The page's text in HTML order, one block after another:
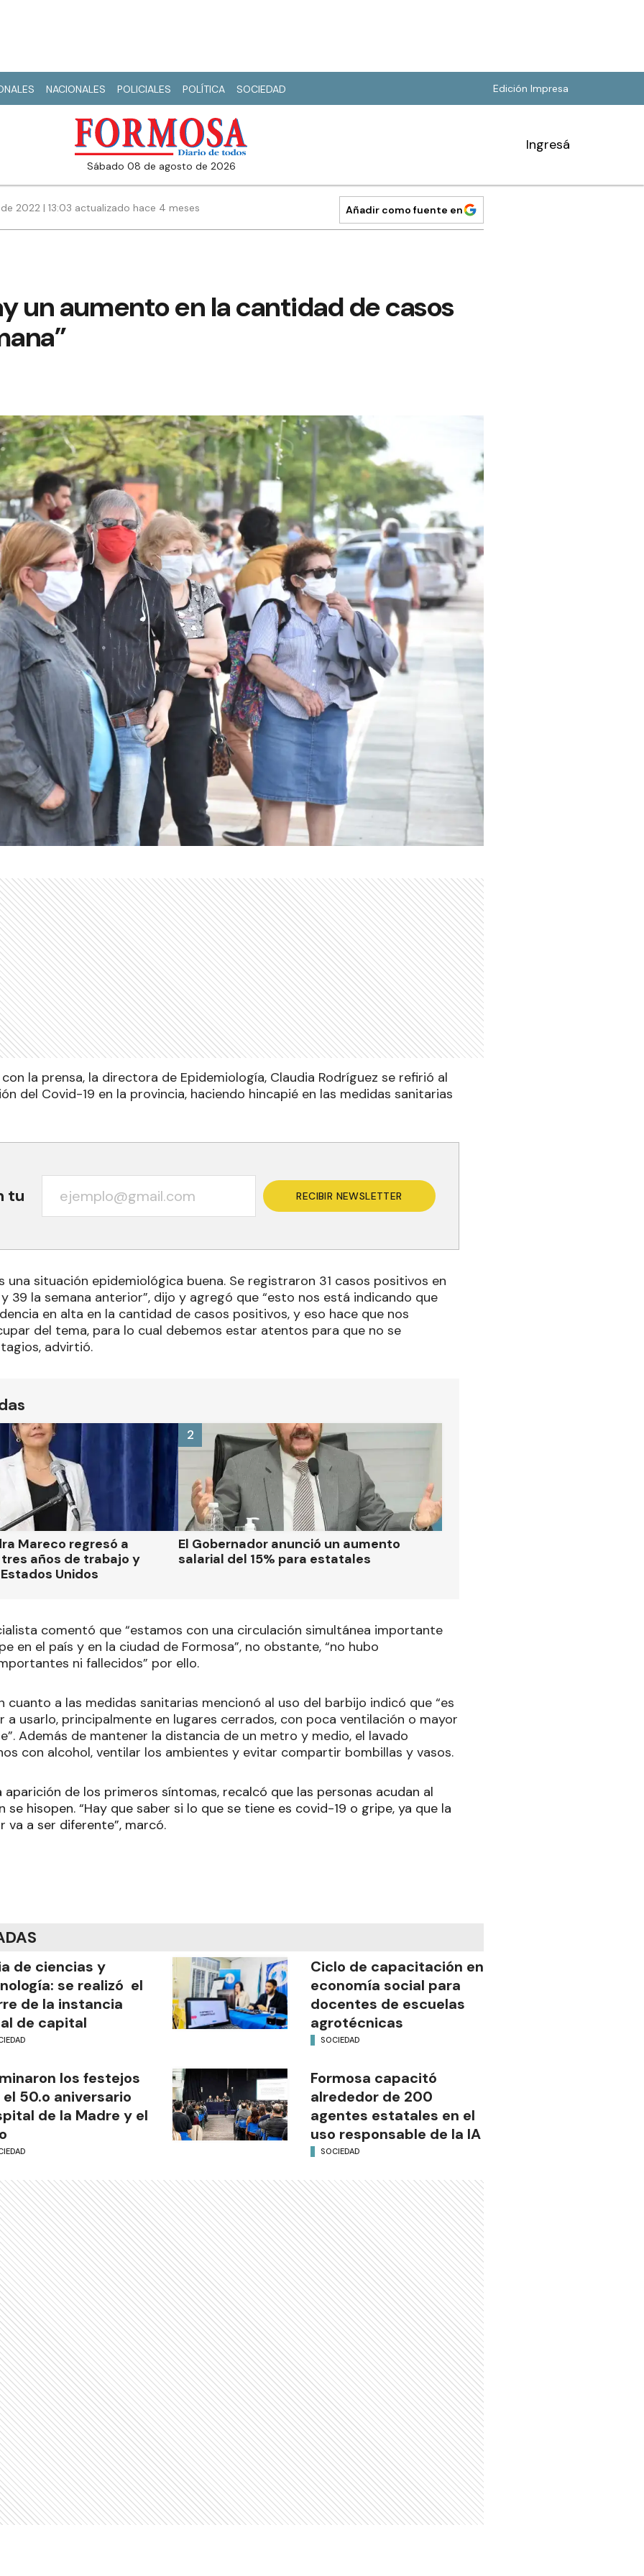
NACIONALES POLICIALES POLÍTICA SOCIEDAD Edición Impresa
sábado 08 de agosto de 2026
Ingresá
2022 | 13:03 actualizado hace 4 meses Añadir como fuente en
un aumento en la cantidad de casos
la prensa, la directora de Epidemiología, Claudia Rodríguez se refirió al
del Covid-19 en la provincia, haciendo hincapié en las medidas sanitarias
tu RECIBIR NEWSLETTER
una situación epidemiológica buena. Se registraron 31 casos positivos en
39 la semana anterior”, dijo y agregó que “esto nos está indicando que
en alta en la cantidad de casos positivos, y eso hace que nos
del tema, para lo cual debemos estar atentos para que no se
advirtió.
Mareco regresó a
años de trabajo y
Unidos
El Gobernador anunció un aumento
salarial del 15% para estatales
2
comentó que “estamos con una circulación simultánea importante
en el país y en la ciudad de Formosa”, no obstante, “no hubo
ni fallecidos” por ello.
cuanto a las medidas sanitarias mencionó al uso del barbijo indicó que “es
usarlo, principalmente en lugares cerrados, con poca ventilación o mayor
Además de mantener la distancia de un metro y medio, el lavado
con alcohol, ventilar los ambientes y evitar compartir bombillas y vasos.
aparición de los primeros síntomas, recalcó que las personas acudan al
hisopen. “Hay que saber si lo que se tiene es covid-19 o gripe, ya que la
va a ser diferente”, marcó.
de ciencias y
se realizó el
de la instancia
de capital
Ciclo de capacitación en
economía social para
docentes de escuelas
agrotécnicas
SOCIEDAD
los festejos
50.o aniversario
de la Madre y el
Formosa capacitó
alrededor de 200
agentes estatales en el
uso responsable de la IA
SOCIEDAD